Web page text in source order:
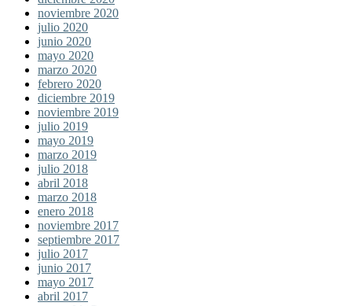
noviembre 2020
julio 2020
junio 2020
mayo 2020
marzo 2020
febrero 2020
diciembre 2019
noviembre 2019
julio 2019
mayo 2019
marzo 2019
julio 2018
abril 2018
marzo 2018
enero 2018
noviembre 2017
septiembre 2017
julio 2017
junio 2017
mayo 2017
abril 2017